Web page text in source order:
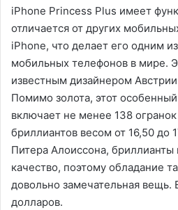
iPhone Princess Plus имеет
отличается от других
iPhone, что делает его одним
мобильных телефонов в мире.
известным дизайнером
Помимо золота, этот
включает не менее 138
бриллиантов весом от 16,50 до
Питера Алоиссона,
качество, поэтому обладание
довольно замечательная вещь.
долларов.